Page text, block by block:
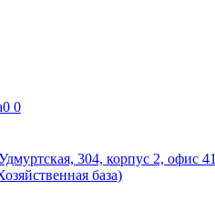
0 0
304, корпус 2, офис 41
база)